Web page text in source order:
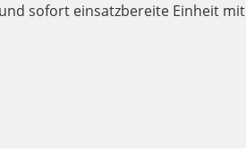
sofort einsatzbereite Einheit